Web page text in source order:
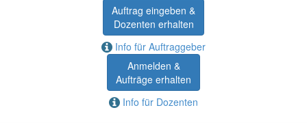
Auftrag eingeben &
Dozenten erhalten
Info für Auftraggeber
Anmelden &
Aufträge erhalten
Info für Dozenten